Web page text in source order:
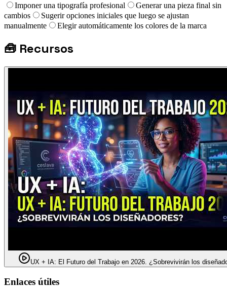
Imponer una tipografía profesional
Generar una pieza final sin
cambios
Sugerir opciones iniciales que luego se ajustan
manualmente
Elegir automáticamente los colores de la marca
🧰 Recursos
UX + IA: El Futuro del Trabajo en 2026. ¿Sobrevivirán los
Enlaces útiles